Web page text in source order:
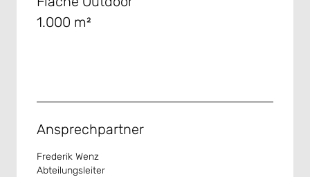
1.000 m²
Ansprechpartner
Frederik Wenz
Abteilungsleiter